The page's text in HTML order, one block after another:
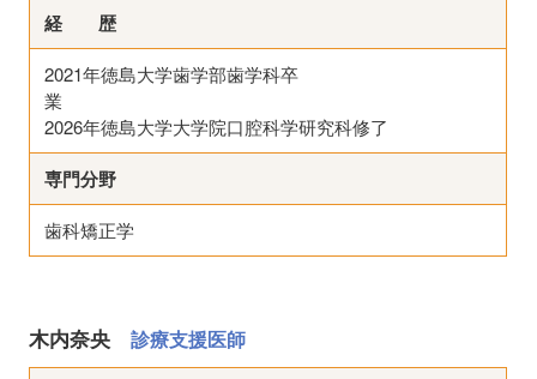
経 歴
2021年徳島大学歯学部歯学科卒
業
2026年徳島大学大学院口腔科学研究科修了
専門分野
歯科矯正学
木内奈央診療支援医師